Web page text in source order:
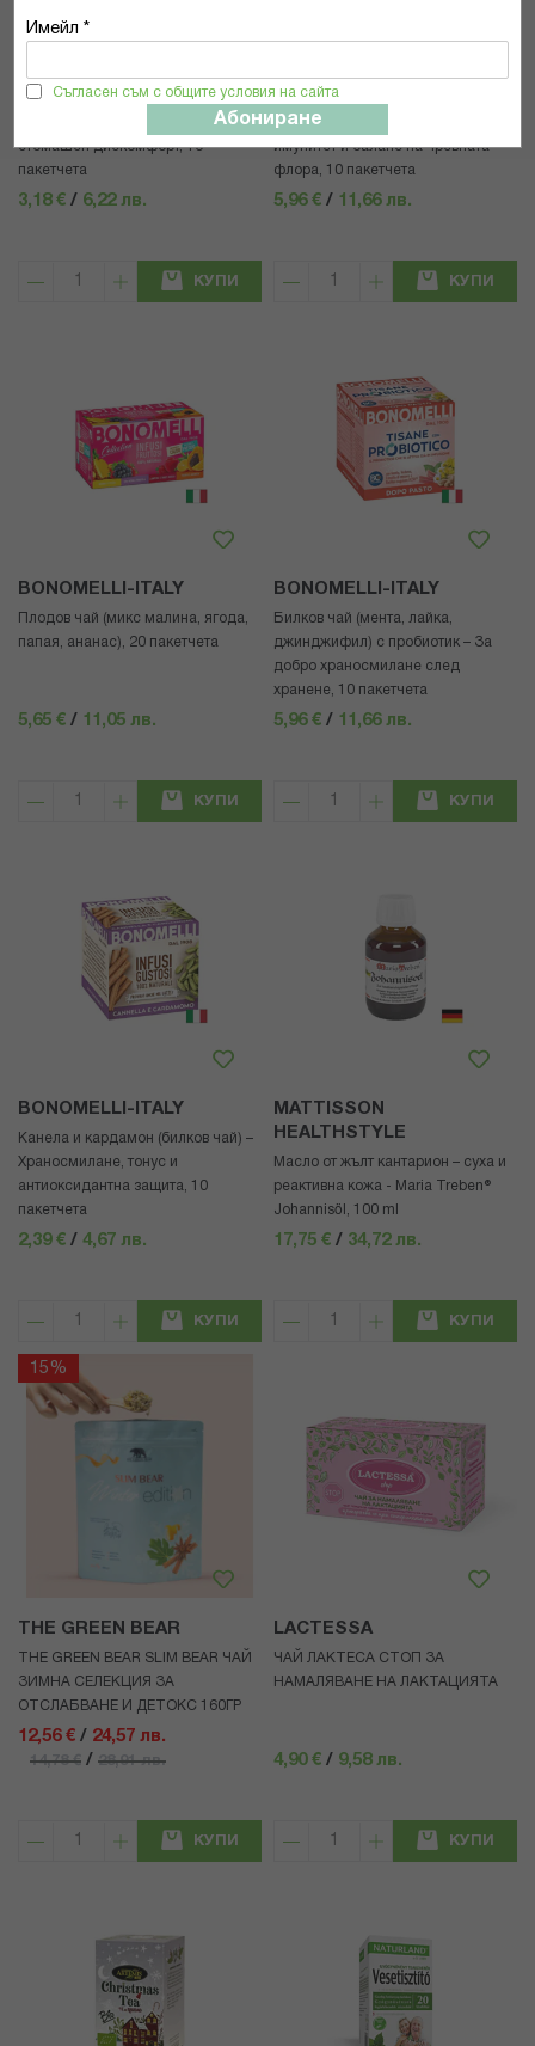
Имейл *
Съгласен съм с общите условия на сайта
Абониране
Див и сладък копър (билков чай) –
стомашен дискомфорт, 16
пакетчета
3,18 € / 6,22 лв.
КУПИ
Билков чай (ехинацея, шипка,
ацерола) с пробиотик – За силен
имунитет и баланс на чревната
флора, 10 пакетчета
5,96 € / 11,66 лв.
КУПИ
BONOMELLI-ITALY
Плодов чай (микс малина, ягода,
папая, ананас), 20 пакетчета
5,65 € / 11,05 лв.
КУПИ
BONOMELLI-ITALY
Билков чай (мента, лайка,
джинджифил) с пробиотик – За
добро храносмилане след
хранене, 10 пакетчета
5,96 € / 11,66 лв.
КУПИ
BONOMELLI-ITALY
Канела и кардамон (билков чай) –
Храносмилане, тонус и
антиоксидантна защита, 10
пакетчета
2,39 € / 4,67 лв.
КУПИ
MATTISSON
HEALTHSTYLE
Масло от жълт кантарион – суха и
реактивна кожа - Maria Treben®
Johannisöl, 100 ml
17,75 € / 34,72 лв.
КУПИ
15%
THE GREEN BEAR
THE GREEN BEAR SLIM BEAR ЧАЙ
ЗИМНА СЕЛЕКЦИЯ ЗА
ОТСЛАБВАНЕ И ДЕТОКС 160ГР
12,56 € / 24,57 лв.
14,78 € / 28,91 лв.
КУПИ
LACTESSA
ЧАЙ ЛАКТЕСА СТОП ЗА
НАМАЛЯВАНЕ НА ЛАКТАЦИЯТА
4,90 € / 9,58 лв.
КУПИ